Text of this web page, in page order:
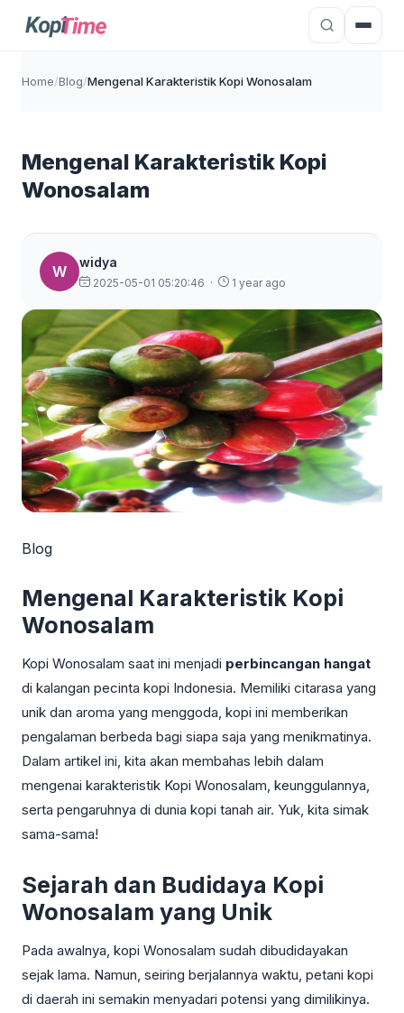
Home/Blog/Mengenal Karakteristik Kopi Wonosalam
Mengenal Karakteristik Kopi
Wonosalam
W
widya
2025-05-01 05:20:46 · 1 year ago
Blog
Mengenal Karakteristik Kopi
Wonosalam
Kopi Wonosalam saat ini menjadi perbincangan hangat
di kalangan pecinta kopi Indonesia. Memiliki citarasa yang
unik dan aroma yang menggoda, kopi ini memberikan
pengalaman berbeda bagi siapa saja yang menikmatinya.
Dalam artikel ini, kita akan membahas lebih dalam
mengenai karakteristik Kopi Wonosalam, keunggulannya,
serta pengaruhnya di dunia kopi tanah air. Yuk, kita simak
sama-sama!
Sejarah dan Budidaya Kopi
Wonosalam yang Unik
Pada awalnya, kopi Wonosalam sudah dibudidayakan
sejak lama. Namun, seiring berjalannya waktu, petani kopi
di daerah ini semakin menyadari potensi yang dimilikinya.